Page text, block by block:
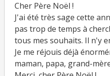
Cher Père Noël !
J'ai été très sage cette
pas trop de temps à
tous mes souhaits. Il n'y
Je me réjouis déjà
maman, papa, grand-